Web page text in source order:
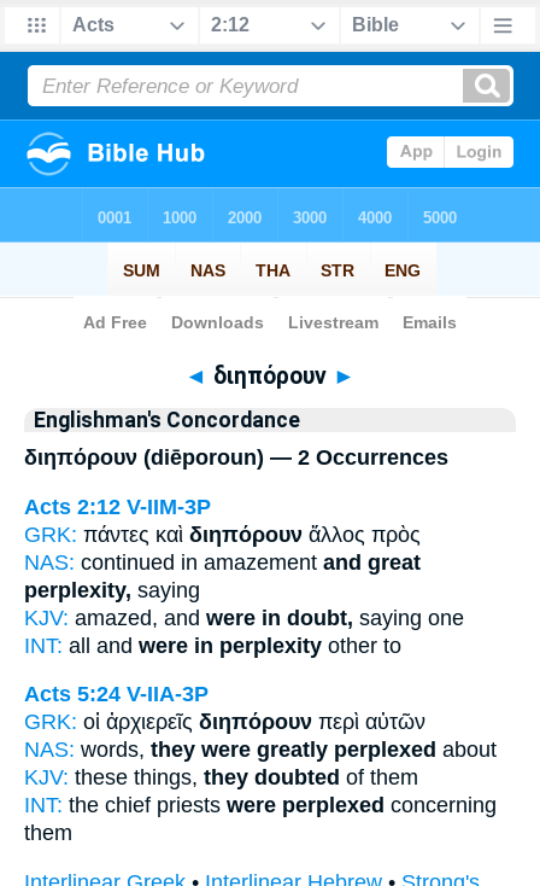
Bible>Strong's > Greek
◄ διηπόρουν ►
Englishman's Concordance
διηπόρουν (diēporoun) — 2 Occurrences
Acts 2:12 V-IIM-3P
GRK: πάντες καὶ διηπόρουν ἄλλος πρὸς
NAS: continued in amazement and great
perplexity, saying
KJV: amazed, and were in doubt, saying one
INT: all and were in perplexity other to
Acts 5:24 V-IIA-3P
GRK: οἱ ἀρχιερεῖς διηπόρουν περὶ αὐτῶν
NAS: words, they were greatly perplexed about
KJV: these things, they doubted of them
INT: the chief priests were perplexed concerning
them